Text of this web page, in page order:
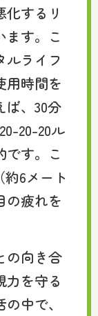
するリ
ます。こ
ルライフ
用時間を
ば、30分
20-20ル
です。こ
6メート
の疲れを
の向き合
力を守る
中で、